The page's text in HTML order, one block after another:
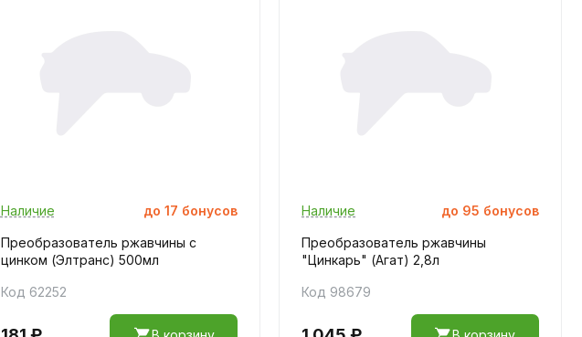
Наличие до17 бонусов
Преобразователь ржавчины с
цинком (Элтранс) 500мл
Код 62252
Наличие до 95 бонусов
Преобразователь ржавчины
"Цинкарь" (Агат) 2,8л
Код 98679